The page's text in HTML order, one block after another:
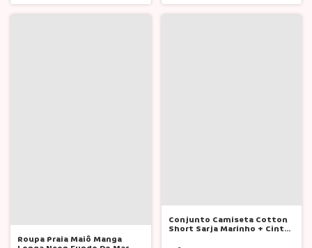
Roupa Praia Maiô Manga
Conjunto Camiseta Cotton
Short Sarja Marinho + Cinto